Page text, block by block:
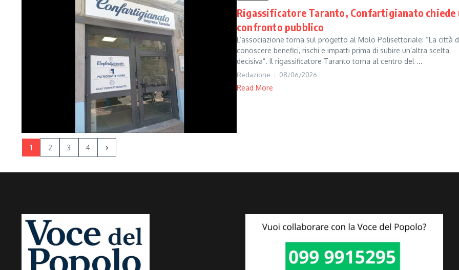
Rigassificatore Taranto, Confartigianato chiede
confronto pubblico
L’associazione torna sul progetto al Molo Polisettoriale: “La città
conoscere benefici, rischi e impatti prima di subire un’altra scelta
decisiva”. Il rigassificatore Taranto torna al centro del ...
Redazione 08/06/2026
Read More
1 2 3 4